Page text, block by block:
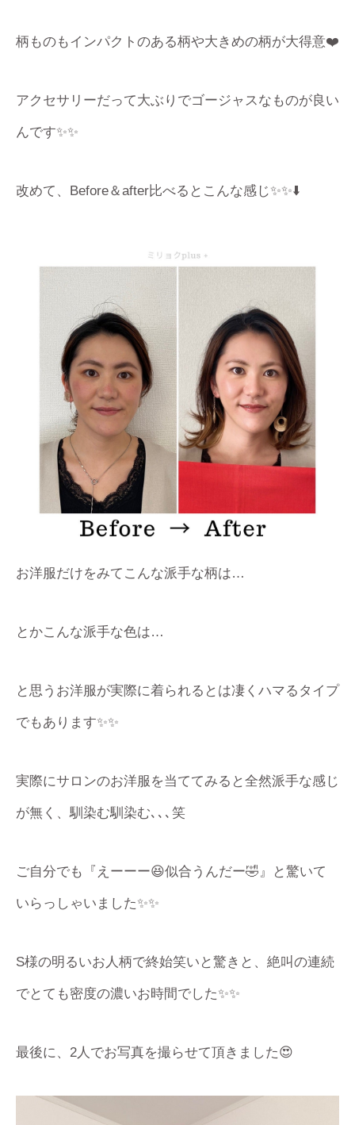
柄ものもインパクトのある柄や大きめの柄が大得意❤️
アクセサリーだって大ぶりでゴージャスなものが良い
んです✨✨
改めて、Before＆after比べるとこんな感じ✨✨⬇️
お洋服だけをみてこんな派手な柄は…
とかこんな派手な色は…
と思うお洋服が実際に着られるとは凄くハマるタイプ
でもあります✨✨
実際にサロンのお洋服を当ててみると全然派手な感じ
が無く、馴染む馴染む､､､笑
ご自分でも『えーーー😆似合うんだー🤣』と驚いて
いらっしゃいました✨✨
S様の明るいお人柄で終始笑いと驚きと、絶叫の連続
でとても密度の濃いお時間でした✨✨
最後に、2人でお写真を撮らせて頂きました😍